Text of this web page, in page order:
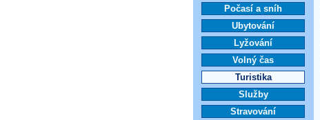
Počasí a sníh
Ubytování
Lyžování
Volný čas
Turistika
Služby
Stravování